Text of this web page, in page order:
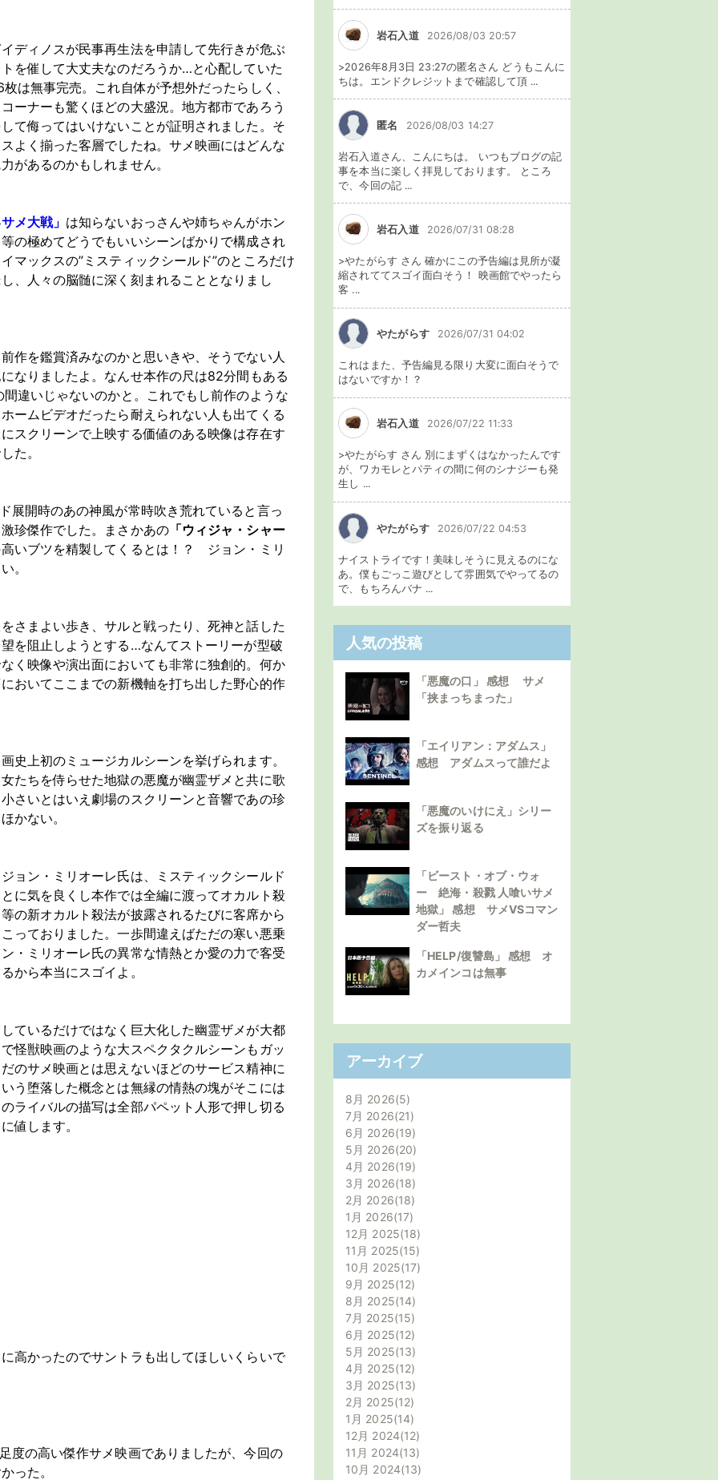
ディノスが民事再生法を申請して先行きが危ぶ
を催して大丈夫なのだろうか…と心配していた
は無事完売。これ自体が予想外だったらしく、
ーナーも驚くほどの大盛況。地方都市であろう
て侮ってはいけないことが証明されました。そ
よく揃った客層でしたね。サメ映画にはどんな
があるのかもしれません。
メ大戦」 は知らないおっさんや姉ちゃんがホン
の極めてどうでもいいシーンばかりで構成され
マックスの”ミスティックシールド”のところだけ
、人々の脳髄に深く刻まれることとなりまし
作を鑑賞済みなのかと思いきや、そうでない人
なりましたよ。なんせ本作の尺は82分間もある
違いじゃないのかと。これでもし前作のような
ームビデオだったら耐えられない人も出てくる
スクリーンで上映する価値のある映像は存在す
た。
展開時のあの神風が常時吹き荒れていると言っ
珍傑作でした。まさかあの「ウィジャ・シャー
いブツを精製してくるとは！？ ジョン・ミリ
。
さまよい歩き、サルと戦ったり、死神と話した
を阻止しようとする…なんてストーリーが型破
く映像や演出面においても非常に独創的。何か
おいてここまでの新機軸を打ち出した野心的作
史上初のミュージカルシーンを挙げられます。
たちを侍らせた地獄の悪魔が幽霊ザメと共に歌
さいとはいえ劇場のスクリーンと音響であの珍
かない。
ョン・ミリオーレ氏は、ミスティックシールド
に気を良くし本作では全編に渡ってオカルト殺
等の新オカルト殺法が披露されるたびに客席から
っておりました。一歩間違えばただの寒い悪乗
・ミリオーレ氏の異常な情熱とか愛の力で客受
から本当にスゴイよ。
ているだけではなく巨大化した幽霊ザメが大都
怪獣映画のような大スペクタクルシーンもガッ
のサメ映画とは思えないほどのサービス精神に
う堕落した概念とは無縁の情熱の塊がそこには
ライバルの描写は全部パペット人形で押し切る
値します。
高かったのでサントラも出してほしいくらいで
度の高い傑作サメ映画でありましたが、今回の
った。
岩石入道 2026/08/03 20:57
>2026年8月3日 23:27の匿名さん どうもこんに
ちは。エンドクレジットまで確認して頂 ...
匿名 2026/08/03 14:27
岩石入道さん、こんにちは。 いつもブログの記
事を本当に楽しく拝見しております。 ところ
で、今回の記 ...
岩石入道 2026/07/31 08:28
>やたがらす さん 確かにこの予告編は見所が凝
縮されててスゴイ面白そう！ 映画館でやったら
客 ...
やたがらす 2026/07/31 04:02
これはまた、予告編見る限り大変に面白そうで
はないですか！？
岩石入道 2026/07/22 11:33
>やたがらす さん 別にまずくはなかったんです
が、ワカモレとパティの間に何のシナジーも発
生し ...
やたがらす 2026/07/22 04:53
ナイストライです！美味しそうに見えるのにな
あ。僕もごっこ遊びとして雰囲気でやってるの
で、もちろんバナ ...
人気の投稿
「悪魔の口」 感想 サメ
「挟まっちまった」
「エイリアン：アダムス」
感想 アダムスって誰だよ
「悪魔のいけにえ」シリー
ズを振り返る
「ビースト・オブ・ウォ
ー 絶海・殺戮 人喰いサメ
地獄」 感想 サメVSコマン
ダー哲夫
「HELP/復讐島」 感想 オ
カメインコは無事
アーカイブ
8月 2026 5
7月 2026 21
6月 2026 19
5月 2026 20
4月 2026 19
3月 2026 18
2月 2026 18
1月 2026 17
12月 2025 18
11月 2025 15
10月 2025 17
9月 2025 12
8月 2025 14
7月 2025 15
6月 2025 12
5月 2025 13
4月 2025 12
3月 2025 13
2月 2025 12
1月 2025 14
12月 2024 12
11月 2024 13
10月 2024 13